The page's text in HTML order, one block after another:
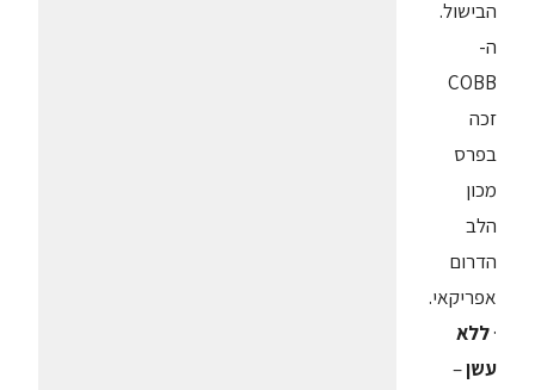
הבישול.
ה-
COBB
זכה
בפרס
מכון
הלב
הדרום
אפריקאי.
·ללא
עשן–